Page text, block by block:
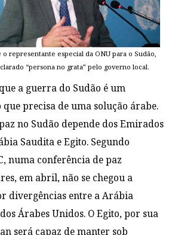
representante especial da ONU para o Sudão,
“persona no grata” pelo governo local.
a guerra do Sudão é um
precisa de uma solução árabe.
no Sudão depende dos Emirados
Saudita e Egito. Segundo
numa conferência de paz
em abril, não se chegou a
divergências entre a Arábia
Árabes Unidos. O Egito, por sua
será capaz de manter sob